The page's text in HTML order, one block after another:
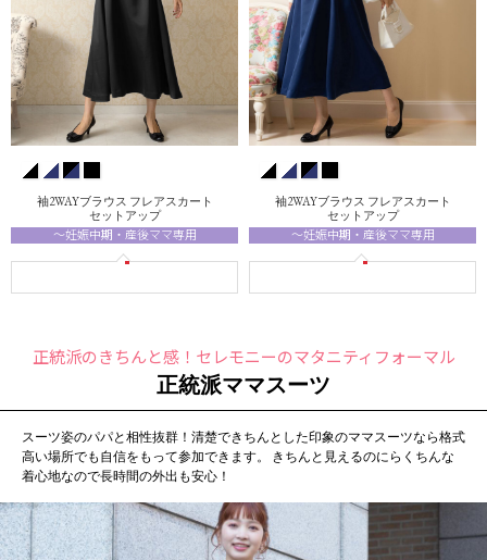
袖2WAYブラウス フレアスカート
セットアップ
～妊娠中期・産後ママ専用
袖2WAYブラウス フレアスカート
セットアップ
～妊娠中期・産後ママ専用
正統派のきちんと感！セレモニーのマタニティフォーマル
正統派ママスーツ
スーツ姿のパパと相性抜群！清楚できちんとした印象のママスーツなら格式
高い場所でも自信をもって参加できます。 きちんと見えるのにらくちんな
着心地なので長時間の外出も安心！